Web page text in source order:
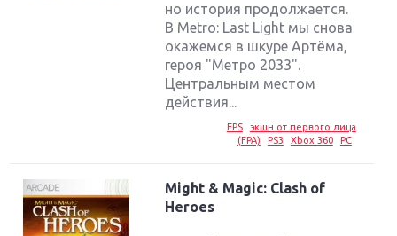
но история продолжается.
В Metro: Last Light мы снова
окажемся в шкуре Артёма,
героя "Метро 2033".
Центральным местом
действия...
FPS
экшн от первого лица
(FPA)
PS3 Xbox 360 PC
Might & Magic: Clash of
Heroes